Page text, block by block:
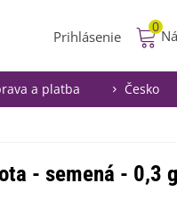
Prihlásenie
0
a platba Česko
- semená - 0,3 g